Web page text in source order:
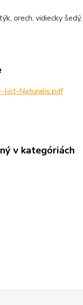
orech, vidiecky
list-Naturalis.pdf
v kategóriách